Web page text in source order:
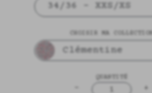
34/36 - XXS/XS
CHOISIR MA COLLECTION
Clémentine
QUANTITÉ
+